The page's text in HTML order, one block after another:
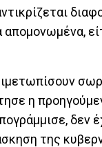
η
δεν
της